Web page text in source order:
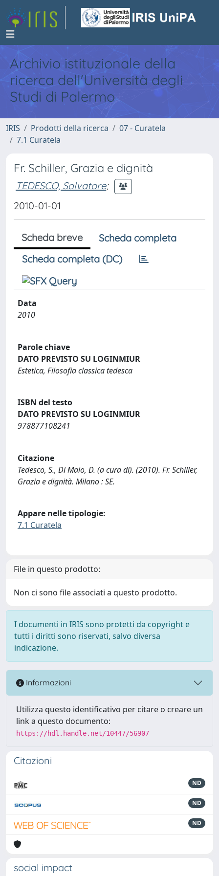
Archivio istituzionale della
ricerca dell'Università degli
Studi di Palermo
IRIS Prodotti della ricerca
07 - Curatela
7.1 Curatela
Fr. Schiller, Grazia e dignità
TEDESCO, Salvatore;
2010-01-01
Scheda breve
Scheda completa
Scheda completa (DC)
Data
2010
Parole chiave
DATO PREVISTO SU LOGINMIUR
Estetica, Filosofia classica tedesca
ISBN del testo
DATO PREVISTO SU LOGINMIUR
978877108241
Citazione
Tedesco, S., Di Maio, D. (a cura di). (2010). Fr. Schiller,
Grazia e dignità. Milano : SE.
Appare nelle tipologie:
7.1 Curatela
File in questo prodotto:
Non ci sono file associati a questo prodotto.
I documenti in IRIS sono protetti da copyright e
tutti i diritti sono riservati, salvo diversa
indicazione.
Informazioni
Utilizza questo identificativo per citare o creare un
link a questo documento:
https://hdl.handle.net/10447/56907
Citazioni
ND
ND
ND
social impact